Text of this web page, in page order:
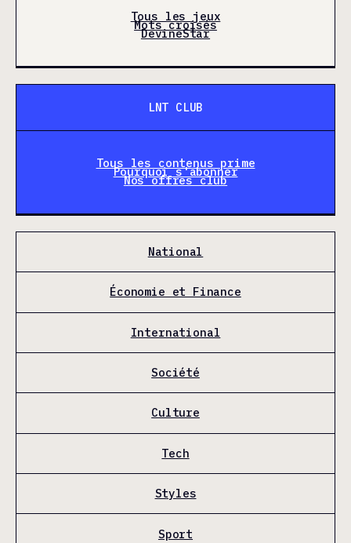
Tous les jeux
Mots croisés
DevineStar
LNT CLUB
Tous les contenus prime
Pourquoi s'abonner
Nos offres club
National
Économie et Finance
International
Société
Culture
Tech
Styles
Sport